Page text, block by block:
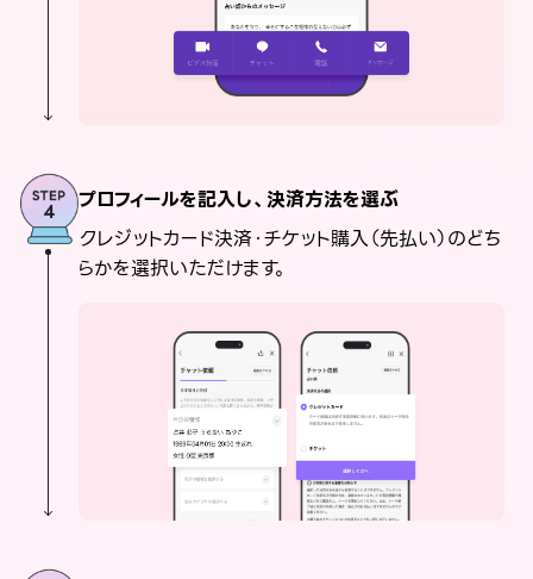
プロフィールを記入し、決済方法を選ぶ
クレジットカード決済・チケット購入（先払い）のどち
らかを選択いただけます。